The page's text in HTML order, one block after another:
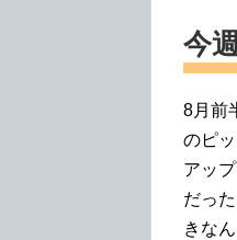
今
8月前
のピ
アッ
だっ
きな